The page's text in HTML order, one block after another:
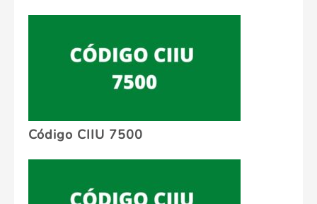
Código CIIU 7500